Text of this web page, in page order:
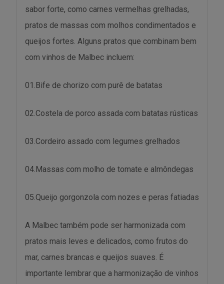
sabor forte, como carnes vermelhas grelhadas,
pratos de massas com molhos condimentados e
queijos fortes. Alguns pratos que combinam bem
com vinhos de Malbec incluem:
01.Bife de chorizo com purê de batatas
02.Costela de porco assada com batatas rústicas
03.Cordeiro assado com legumes grelhados
04.Massas com molho de tomate e almôndegas
05.Queijo gorgonzola com nozes e peras fatiadas
A Malbec também pode ser harmonizada com
pratos mais leves e delicados, como frutos do
mar, carnes brancas e queijos suaves. É
importante lembrar que a harmonização de vinhos